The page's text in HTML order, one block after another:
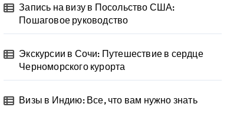
Запись на визу в Посольство США:
Пошаговое руководство
Экскурсии в Сочи: Путешествие в сердце
Черноморского курорта
Визы в Индию: Все, что вам нужно знать